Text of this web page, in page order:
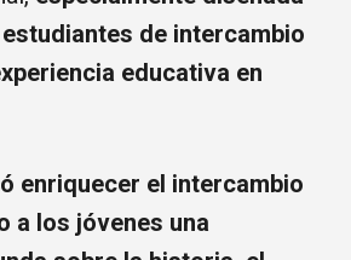
de intercambio
educativa en
enriquecer el intercambio
a los jóvenes una